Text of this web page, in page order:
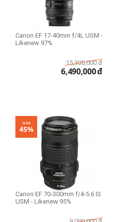
Wi-Fi + 4G LTE
Wi-Fi + 5G
iPhone 11 Pro Max
iPhone 12
iPhone 12 Pro
iPhone 12 Pro Max
iPhone 13
iPhone 13 Pro
iPhone 13 Pro Max
Canon EF 17-40mm f/4L USM -
Likenew 97%
15,300,000 đ
6,490,000đ
GIẢM
45%
Canon EF 70-300mm f/4-5.6 IS
USM - Likenew 95%